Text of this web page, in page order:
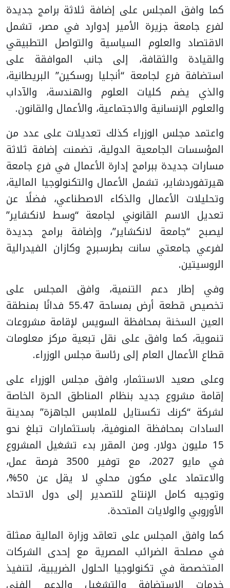
كما وافق المجلس على إضافة ثلاثة برامج جديدة
لفرع جامعة جزيرة الأمير إدوارد في مصر، تشمل
الاقتصاد والعلوم السياسية والتواصل التطبيقي
والقيادة والثقافة، إلى جانب الموافقة على
استضافة فرع لجامعة “أنجليا روسكين” البريطانية،
والذي يضم كليات العلوم والهندسة، والآداب
والعلوم الإنسانية والاجتماعية، والأعمال والقانون.
واعتمد مجلس الوزراء كذلك تعديلات على عدد من
المؤسسات الجامعية الدولية، تضمنت إضافة ثلاثة
مسارات جديدة ببرامج إدارة الأعمال في فرع جامعة
هيرتفوردشاير، تشمل الأعمال والتكنولوجيا المالية،
وتحليلات الأعمال والذكاء الاصطناعي، فضلًا عن
تعديل الاسم القانوني لجامعة “وسط لانكشاير”
ليصبح “جامعة لانكشاير”، وإضافة برامج جديدة
لفرعي جامعتي سانت بطرسبرج وكازان الفيدرالية
الروسيتين.
وفي إطار دعم التنمية، وافق المجلس على
تخصيص قطعة أرض بمساحة 55.47 فدانًا بمنطقة
العين السخنة بمحافظة السويس لإقامة مشروعات
تنموية، كما وافق على نقل تبعية مركز معلومات
قطاع الأعمال العام إلى رئاسة مجلس الوزراء.
وعلى صعيد الاستثمار، وافق مجلس الوزراء على
إقامة مشروع جديد بنظام المناطق الحرة الخاصة
لشركة “كرنك تكستايل للملابس الجاهزة” بمدينة
السادات بمحافظة المنوفية، باستثمارات تبلغ نحو
15 مليون دولار. ومن المقرر بدء تشغيل المشروع
في مايو 2027، مع توفير 3500 فرصة عمل،
والاعتماد على مكون محلي لا يقل عن 50%،
وتوجيه كامل الإنتاج للتصدير إلى دول الاتحاد
الأوروبي والولايات المتحدة.
كما وافق المجلس على تعاقد وزارة المالية ممثلة
في مصلحة الضرائب المصرية مع إحدى الشركات
المتخصصة في تكنولوجيا الحلول الضريبية، لتنفيذ